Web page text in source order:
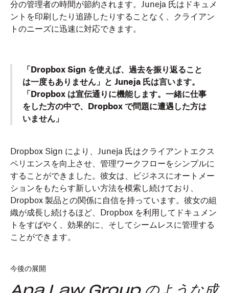
分の管理者の時間が節約されます。Juneja 氏はドキュメ
ントを印刷したり追跡したりすることなく、クライアン
トのニーズに迅速に対応できます。
「Dropbox Sign を使えば、過去を振り返ること
は一度もありません」と Juneja 氏は言います。
「Dropbox は宣伝通りに機能します。一緒に仕事
をした方の中で、Dropbox で問題に遭遇した方は
いません」
Dropbox Sign により、Juneja 氏はクライアントエクス
ペリエンスを向上させ、管理ワークフローをシンプルに
することができました。彼女は、ビジネスにオートメー
ションをもたらす新しい方法を模索し続けており、
Dropbox 製品との関係に自信を持っています。彼女の組
織が成長し続けるほど、Dropbox を利用してドキュメン
トをすばやく、効果的に、そしてシームレスに管理する
ことができます。
今後の展開